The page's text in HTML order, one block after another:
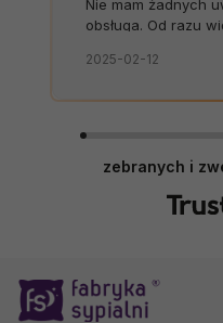
Nie mam żadnych
obsługa. Od razu
czas, bez zbędnych
2025-02-12
zebranych i